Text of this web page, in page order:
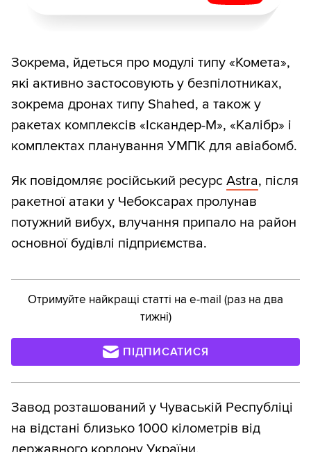
Зокрема, йдеться про модулі типу «Комета»,
які активно застосовують у безпілотниках,
зокрема дронах типу Shahed, а також у
ракетах комплексів «Іскандер-М», «Калібр» і
комплектах планування УМПК для авіабомб.
Як повідомляє російський ресурс Astra, після
ракетної атаки у Чебоксарах пролунав
потужний вибух, влучання припало на район
основної будівлі підприємства.
Отримуйте найкращі статті на e-mail (раз на два
тижні)
ПІДПИСАТИСЯ
Завод розташований у Чуваській Республіці
на відстані близько 1000 кілометрів від